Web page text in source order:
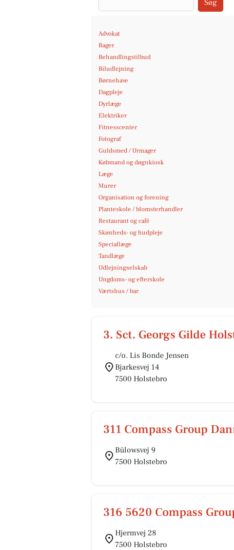
Søg
Advokat
Bager
Behandlingstilbud
Biludlejning
Børnehave
Dagpleje
Dyrlæge
Elektriker
Fitnesscenter
Fotograf
Guldsmed / Urmager
Købmand og døgnkiosk
Læge
Murer
Organisation og forening
Planteskole / blomsterhandler
Restaurant og café
Skønheds- og hudpleje
Speciallæge
Tandlæge
Udlejningselskab
Ungdoms- og efterskole
Værtshus / bar
3. Sct. Georgs Gilde
c/o. Lis Bonde Jensen
Bjarkesvej 14
7500 Holstebro
311 Compass Group
Bülowsvej 9
7500 Holstebro
316 5620 Compass
Hjermvej 28
7500 Holstebro